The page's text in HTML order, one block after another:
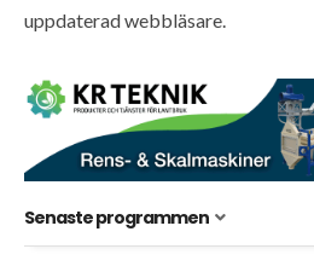
uppdaterad webbläsare.
Senaste programmen